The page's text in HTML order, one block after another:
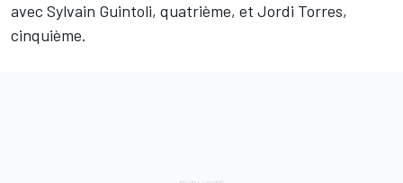
avec Sylvain Guintoli, quatrième, et Jordi Torres,
cinquième.